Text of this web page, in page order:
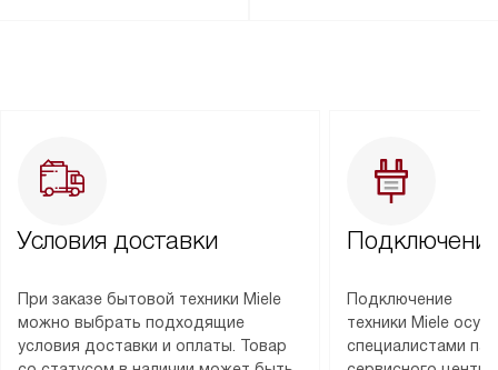
Условия доставки
При заказе бытовой техники Miele
можно выбрать подходящие
условия доставки и оплаты. Товар
Подключение
техники Miele
специалистами